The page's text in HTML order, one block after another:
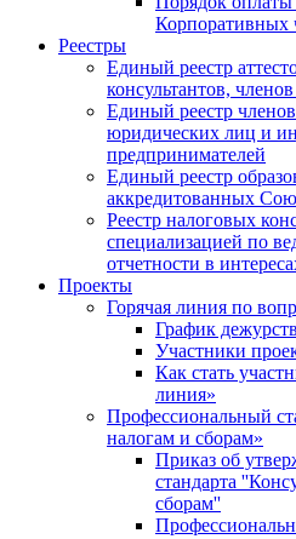
Корпоративных
Реестры
Единый реестр
консультантов,
Единый реестр
юридических лиц и
предпринимателей
Единый реестр
аккредитованных
Реестр налоговых
специализацией по
отчетности в
Проекты
Горячая линия по
График дежурств
Участники
Как стать
линия»
Профессиональный
налогам и сборам»
Приказ об
стандарта
сборам''